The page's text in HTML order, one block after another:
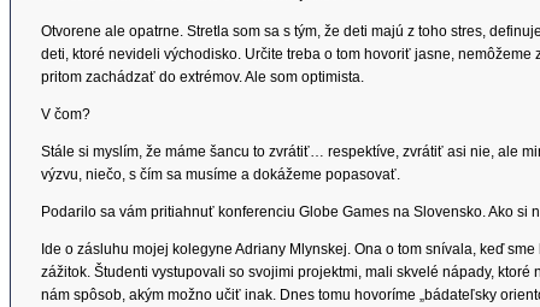
Otvorene ale opatrne. Stretla som sa s tým, že deti majú z toho stres,
deti, ktoré nevideli východisko. Určite treba o tom hovoriť jasne,
pritom zachádzať do extrémov. Ale som optimista.
V čom?
Stále si myslím, že máme šancu to zvrátiť… respektíve, zvrátiť asi nie, ale
výzvu, niečo, s čím sa musíme a dokážeme popasovať.
Podarilo sa vám pritiahnuť konferenciu Globe Games na Slovensko. Ako si
Ide o zásluhu mojej kolegyne Adriany Mlynskej. Ona o tom snívala, keď
zážitok. Študenti vystupovali so svojimi projektmi, mali skvelé nápady,
nám spôsob, akým možno učiť inak. Dnes tomu hovoríme „bádateľsky